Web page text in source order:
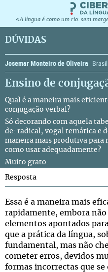
«A língua é como um rio: sem
DÚVIDAS
Josemar Monteiro de Oliveira Brasil
Ensino de
Qual é a maneira mais
conjugação verbal?
Só decorando com aquela
de: radical, vogal temática e
maneira mais produtiva para
como usar adequadamente?
Muito grato.
Resposta
Essa é a maneira mais
rapidamente, embora
elementos apontados
que a prática da língua,
fundamental, mas não
cometer erros, devidos
formas incorrectas que se